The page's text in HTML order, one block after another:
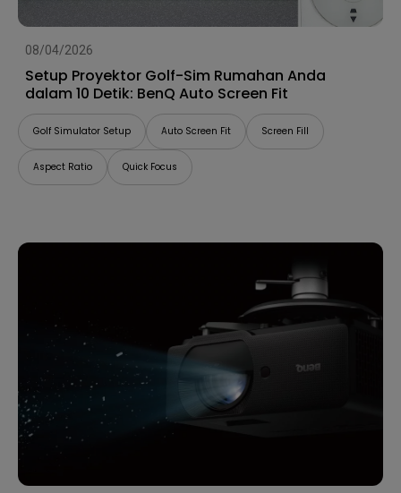
08/04/2026
Setup Proyektor Golf-Sim Rumahan Anda
dalam 10 Detik: BenQ Auto Screen Fit
Golf Simulator Setup Auto Screen Fit Screen Fill
Aspect Ratio Quick Focus